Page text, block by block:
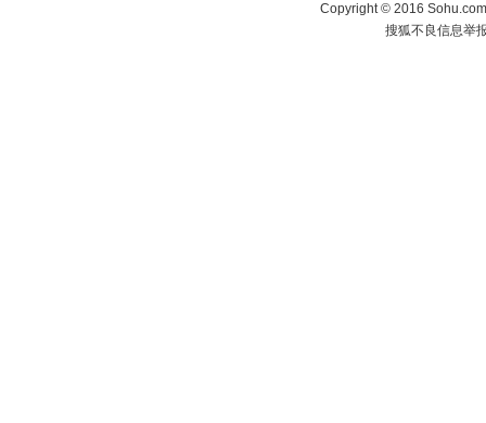
Copyright©2016
搜狐不良信息举